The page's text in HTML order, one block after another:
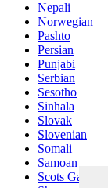
Nepali
Norwegian
Pashto
Persian
Punjabi
Serbian
Sesotho
Sinhala
Slovak
Slovenian
Somali
Samoan
Scots Gaelic